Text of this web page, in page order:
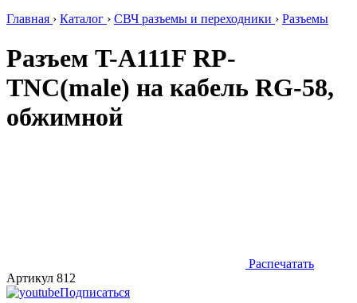
Главная › Каталог › СВЧ разъемы и переходники › Разъемы
Разъем T-A111F RP-
TNC(male) на кабель RG-58,
обжимной
Распечатать
Артикул 812
Подписаться